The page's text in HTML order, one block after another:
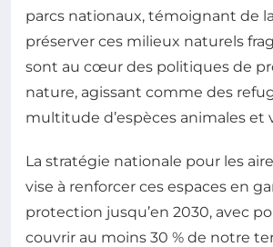
parcs nationaux, témoignant de
préserver ces milieux naturels
sont au cœur des politiques de
nature, agissant comme des
multitude d’espèces animales et
La stratégie nationale pour les
vise à renforcer ces espaces en
protection jusqu’en 2030, avec
couvrir au moins 30 % de notre